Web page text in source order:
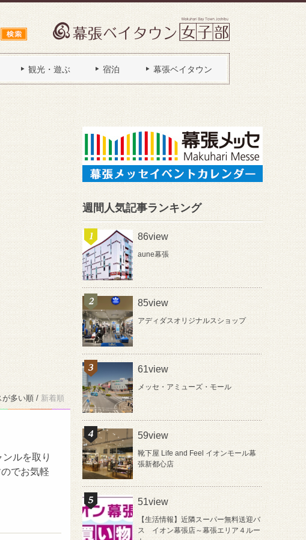
観光・遊ぶ 宿泊 幕張ベイタウン
が多い順 / 新着順
ルを取り
でお気軽
週間人気記事ランキング
86view
aune幕張
85view
アディダスオリジナルスショップ
61view
メッセ・アミューズ・モール
59view
靴下屋 Life and Feel イオンモール幕
張新都心店
51view
【生活情報】近隣スーパー無料送迎バ
ス イオン幕張店～幕張エリア４ルー